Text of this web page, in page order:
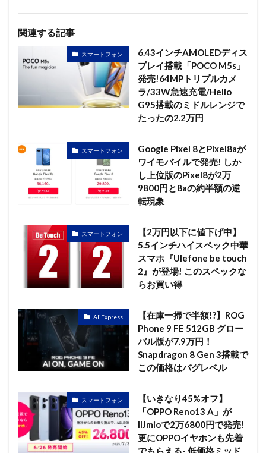
関連する記事
スマートフォン
6.43インチAMOLEDディス
プレイ搭載「POCO M5s」
発売!64MPトリプルカメ
ラ/33W急速充電/Helio
G95搭載のミドルレンジで
たったの2.2万円
スマートフォン
Google Pixel 8とPixel8aが
ワイモバイルで発売! しか
し上位版のPixel8が2万
9800円と8aの約半額の逆
転現象
スマートフォン
【2万円以下に値下げ中】
5.5インチハイスペック中華
スマホ『Ulefone be touch
2』が登場! このスペックな
らお買い得
AliExpress
【在庫一掃で半額!?】ROG
Phone 9 FE 512GB グロー
バル版が7.9万円！
Snapdragon 8 Gen 3搭載で
この価格はバグレベル
スマートフォン
【いきなり45%オフ】
「OPPO Reno13 A」が
IIJmioで2万6800円で発売!
更にOPPOイヤホンも先着
でもらえる- 低価格ミッド